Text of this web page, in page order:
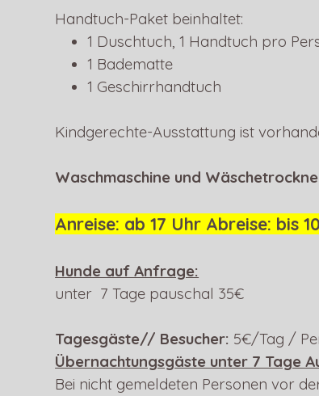
Handtuch-Paket beinhaltet:
1 Duschtuch, 1 Handtuch pro
1 Badematte
1 Geschirrhandtuch
Kindgerechte-Ausstattung ist
Waschmaschine und
Anreise: ab 17 Uhr Abreise: bis
Hunde auf Anfrage:
unter 7 Tage pauschal 35€
Tagesgäste// Besucher: 5€/Tag /
Übernachtungsgäste unter 7 Tage
Bei nicht gemeldeten Personen vor